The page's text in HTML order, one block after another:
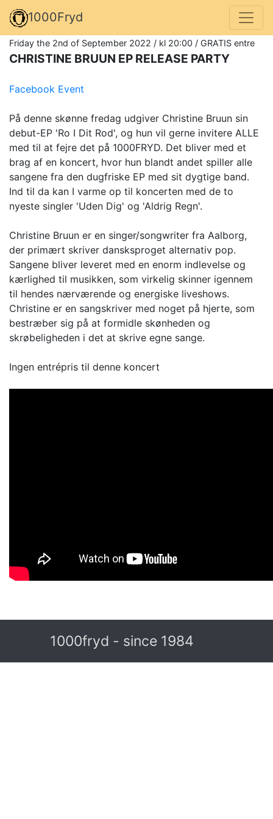
1000Fryd
Friday the 2nd of September 2022 / kl 20:00 / GRATIS entre
CHRISTINE BRUUN EP RELEASE PARTY
Facebook Event
På denne skønne fredag udgiver Christine Bruun sin
debut-EP 'Ro I Dit Rod', og hun vil gerne invitere ALLE
med til at fejre det på 1000FRYD. Det bliver med et
brag af en koncert, hvor hun blandt andet spiller alle
sangene fra den dugfriske EP med sit dygtige band.
Ind til da kan I varme op til koncerten med de to
nyeste singler 'Uden Dig' og 'Aldrig Regn'.
Christine Bruun er en singer/songwriter fra Aalborg,
der primært skriver dansksproget alternativ pop.
Sangene bliver leveret med en enorm indlevelse og
kærlighed til musikken, som virkelig skinner igennem
til hendes nærværende og energiske liveshows.
Christine er en sangskriver med noget på hjerte, som
bestræber sig på at formidle skønheden og
skrøbeligheden i det at skrive egne sange.
Ingen entrépris til denne koncert
1000fryd - since 1984